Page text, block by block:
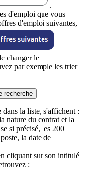
.
d'emploi que vous
d'emploi suivantes,
changer le
par exemple les trier
recherche
la liste, s'affichent :
nature du contrat et la
si précisé, les 200
la date de
cliquant sur son intitulé
: